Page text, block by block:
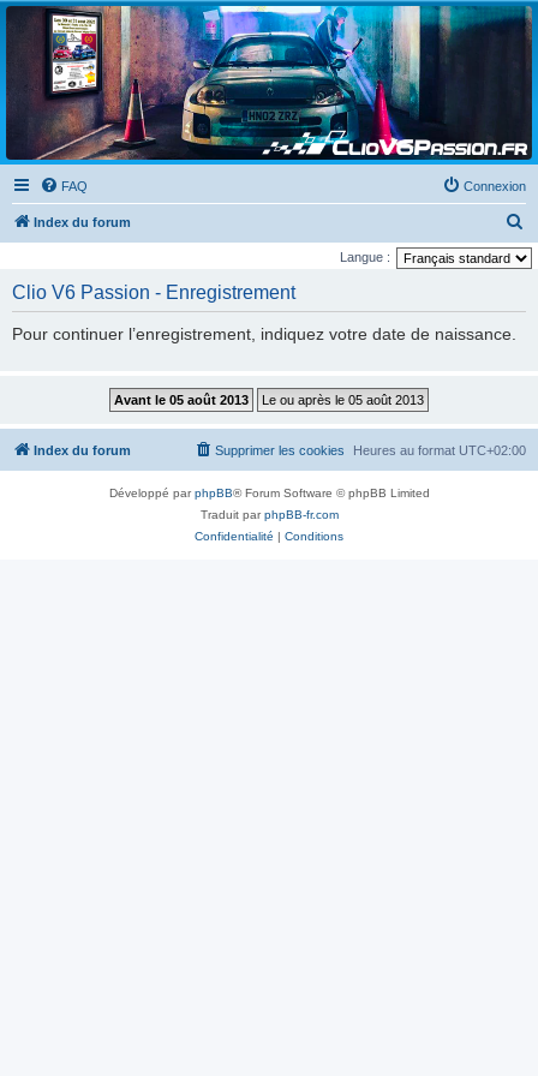
Clio V6 Passion
Le site français des passionnés de Clio V6
FAQ Connexion
Index du forum
e
h
e
Langue :
Clio V6 Passion - Enregistrement
Pour continuer l’enregistrement, indiquez votre date de naissance.
Index du forum Heures au format UTC+02:00
Supprimer les cookies
Développé parphpBB® Forum Software © phpBB Limited
Traduit parphpBB-fr.com
Confidentialité | Conditions